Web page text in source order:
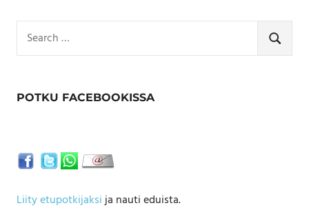
for:
SEARCH
POTKU FACEBOOKISSA
Liity etupotkijaksija nauti eduista.